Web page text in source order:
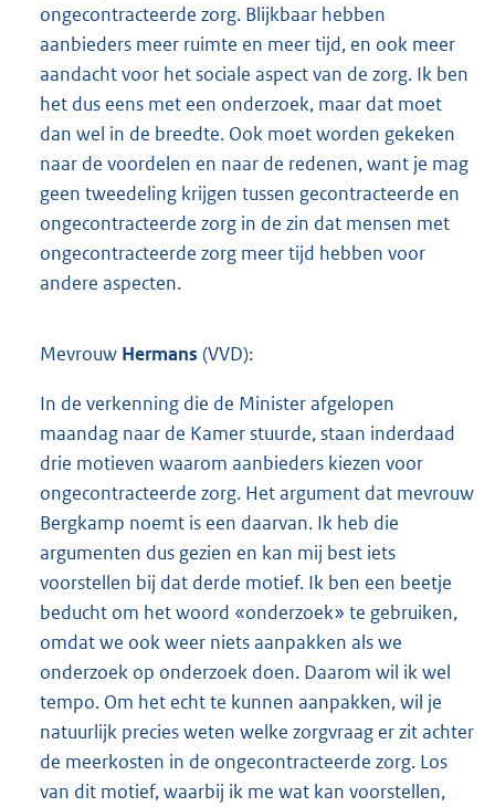
ongecontracteerde zorg. Blijkbaar hebben
aanbieders meer ruimte en meer tijd, en ook meer
aandacht voor het sociale aspect van de zorg. Ik ben
het dus eens met een onderzoek, maar dat moet
dan wel in de breedte. Ook moet worden gekeken
naar de voordelen en naar de redenen, want je mag
geen tweedeling krijgen tussen gecontracteerde en
ongecontracteerde zorg in de zin dat mensen met
ongecontracteerde zorg meer tijd hebben voor
andere aspecten.
Mevrouw Hermans (VVD):
In de verkenning die de Minister afgelopen
maandag naar de Kamer stuurde, staan inderdaad
drie motieven waarom aanbieders kiezen voor
ongecontracteerde zorg. Het argument dat mevrouw
Bergkamp noemt is een daarvan. Ik heb die
argumenten dus gezien en kan mij best iets
voorstellen bij dat derde motief. Ik ben een beetje
beducht om het woord «onderzoek» te gebruiken,
omdat we ook weer niets aanpakken als we
onderzoek op onderzoek doen. Daarom wil ik wel
tempo. Om het echt te kunnen aanpakken, wil je
natuurlijk precies weten welke zorgvraag er zit achter
de meerkosten in de ongecontracteerde zorg. Los
van dit motief, waarbij ik me wat kan voorstellen,